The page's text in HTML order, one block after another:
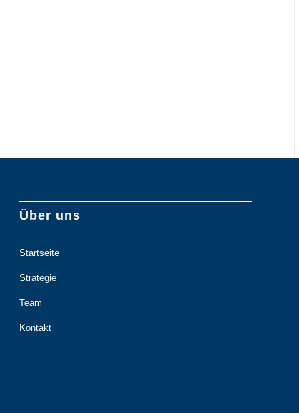
Über uns
Startseite
Strategie
Team
Kontakt